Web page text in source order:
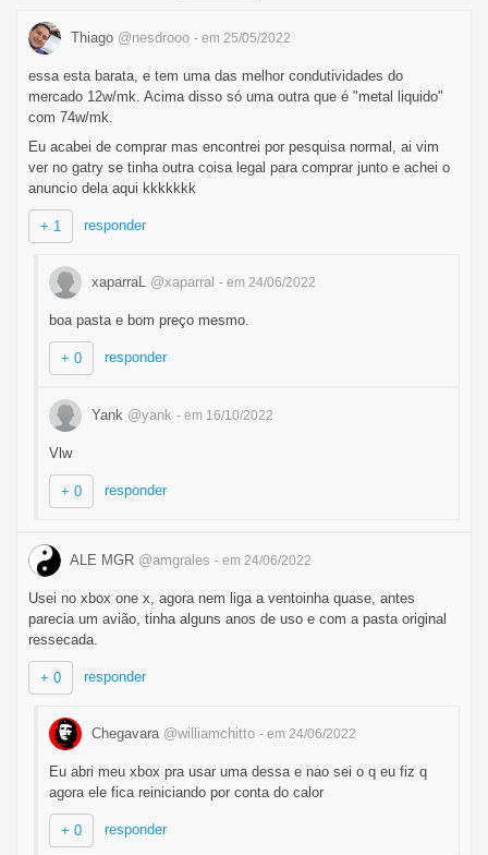
Thiago @nesdrooo - em 25/05/2022
essa esta barata, e tem uma das melhor condutividades do
mercado 12w/mk. Acima disso só uma outra que é "metal liquido"
com 74w/mk.
Eu acabei de comprar mas encontrei por pesquisa normal, ai vim
ver no gatry se tinha outra coisa legal para comprar junto e achei o
anuncio dela aqui kkkkkkk
+ 1 responder
xaparraL @xaparral - em 24/06/2022
boa pasta e bom preço mesmo.
+ 0 responder
Yank @yank - em 16/10/2022
Vlw
+ 0 responder
ALE MGR @amgrales - em 24/06/2022
Usei no xbox one x, agora nem liga a ventoinha quase, antes
parecia um avião, tinha alguns anos de uso e com a pasta original
ressecada.
+ 0 responder
Chegavara @williamchitto - em 24/06/2022
Eu abri meu xbox pra usar uma dessa e nao sei o q eu fiz q
agora ele fica reiniciando por conta do calor
+ 0 responder